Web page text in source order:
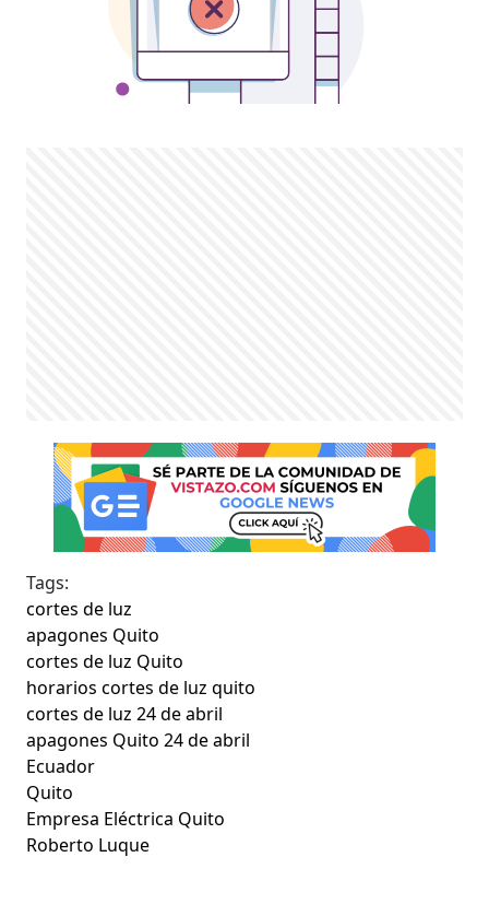
Tags:
cortes de luz
apagones Quito
cortes de luz Quito
horarios cortes de luz quito
cortes de luz 24 de abril
apagones Quito 24 de abril
Ecuador
Quito
Empresa Eléctrica Quito
Roberto Luque